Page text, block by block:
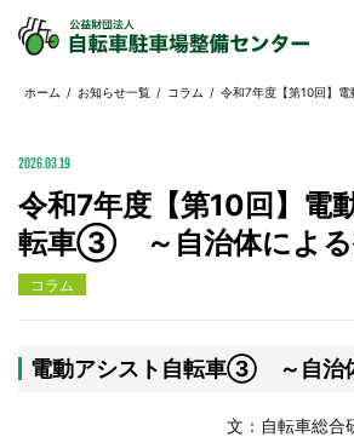
ホーム / お知らせ一覧 / コラム / 令和7年度【第10回】
2026.03.19
令和7年度【第10回】電
転車③ ～自治体による
コラム
電動アシスト自転車③ ～自治
文：自転車総